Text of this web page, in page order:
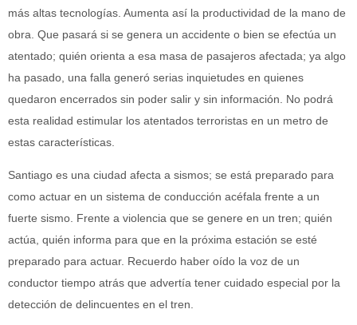
más altas tecnologías. Aumenta así la productividad de la mano de
obra. Que pasará si se genera un accidente o bien se efectúa un
atentado; quién orienta a esa masa de pasajeros afectada; ya algo
ha pasado, una falla generó serias inquietudes en quienes
quedaron encerrados sin poder salir y sin información. No podrá
esta realidad estimular los atentados terroristas en un metro de
estas características.
Santiago es una ciudad afecta a sismos; se está preparado para
como actuar en un sistema de conducción acéfala frente a un
fuerte sismo. Frente a violencia que se genere en un tren; quién
actúa, quién informa para que en la próxima estación se esté
preparado para actuar. Recuerdo haber oído la voz de un
conductor tiempo atrás que advertía tener cuidado especial por la
detección de delincuentes en el tren.